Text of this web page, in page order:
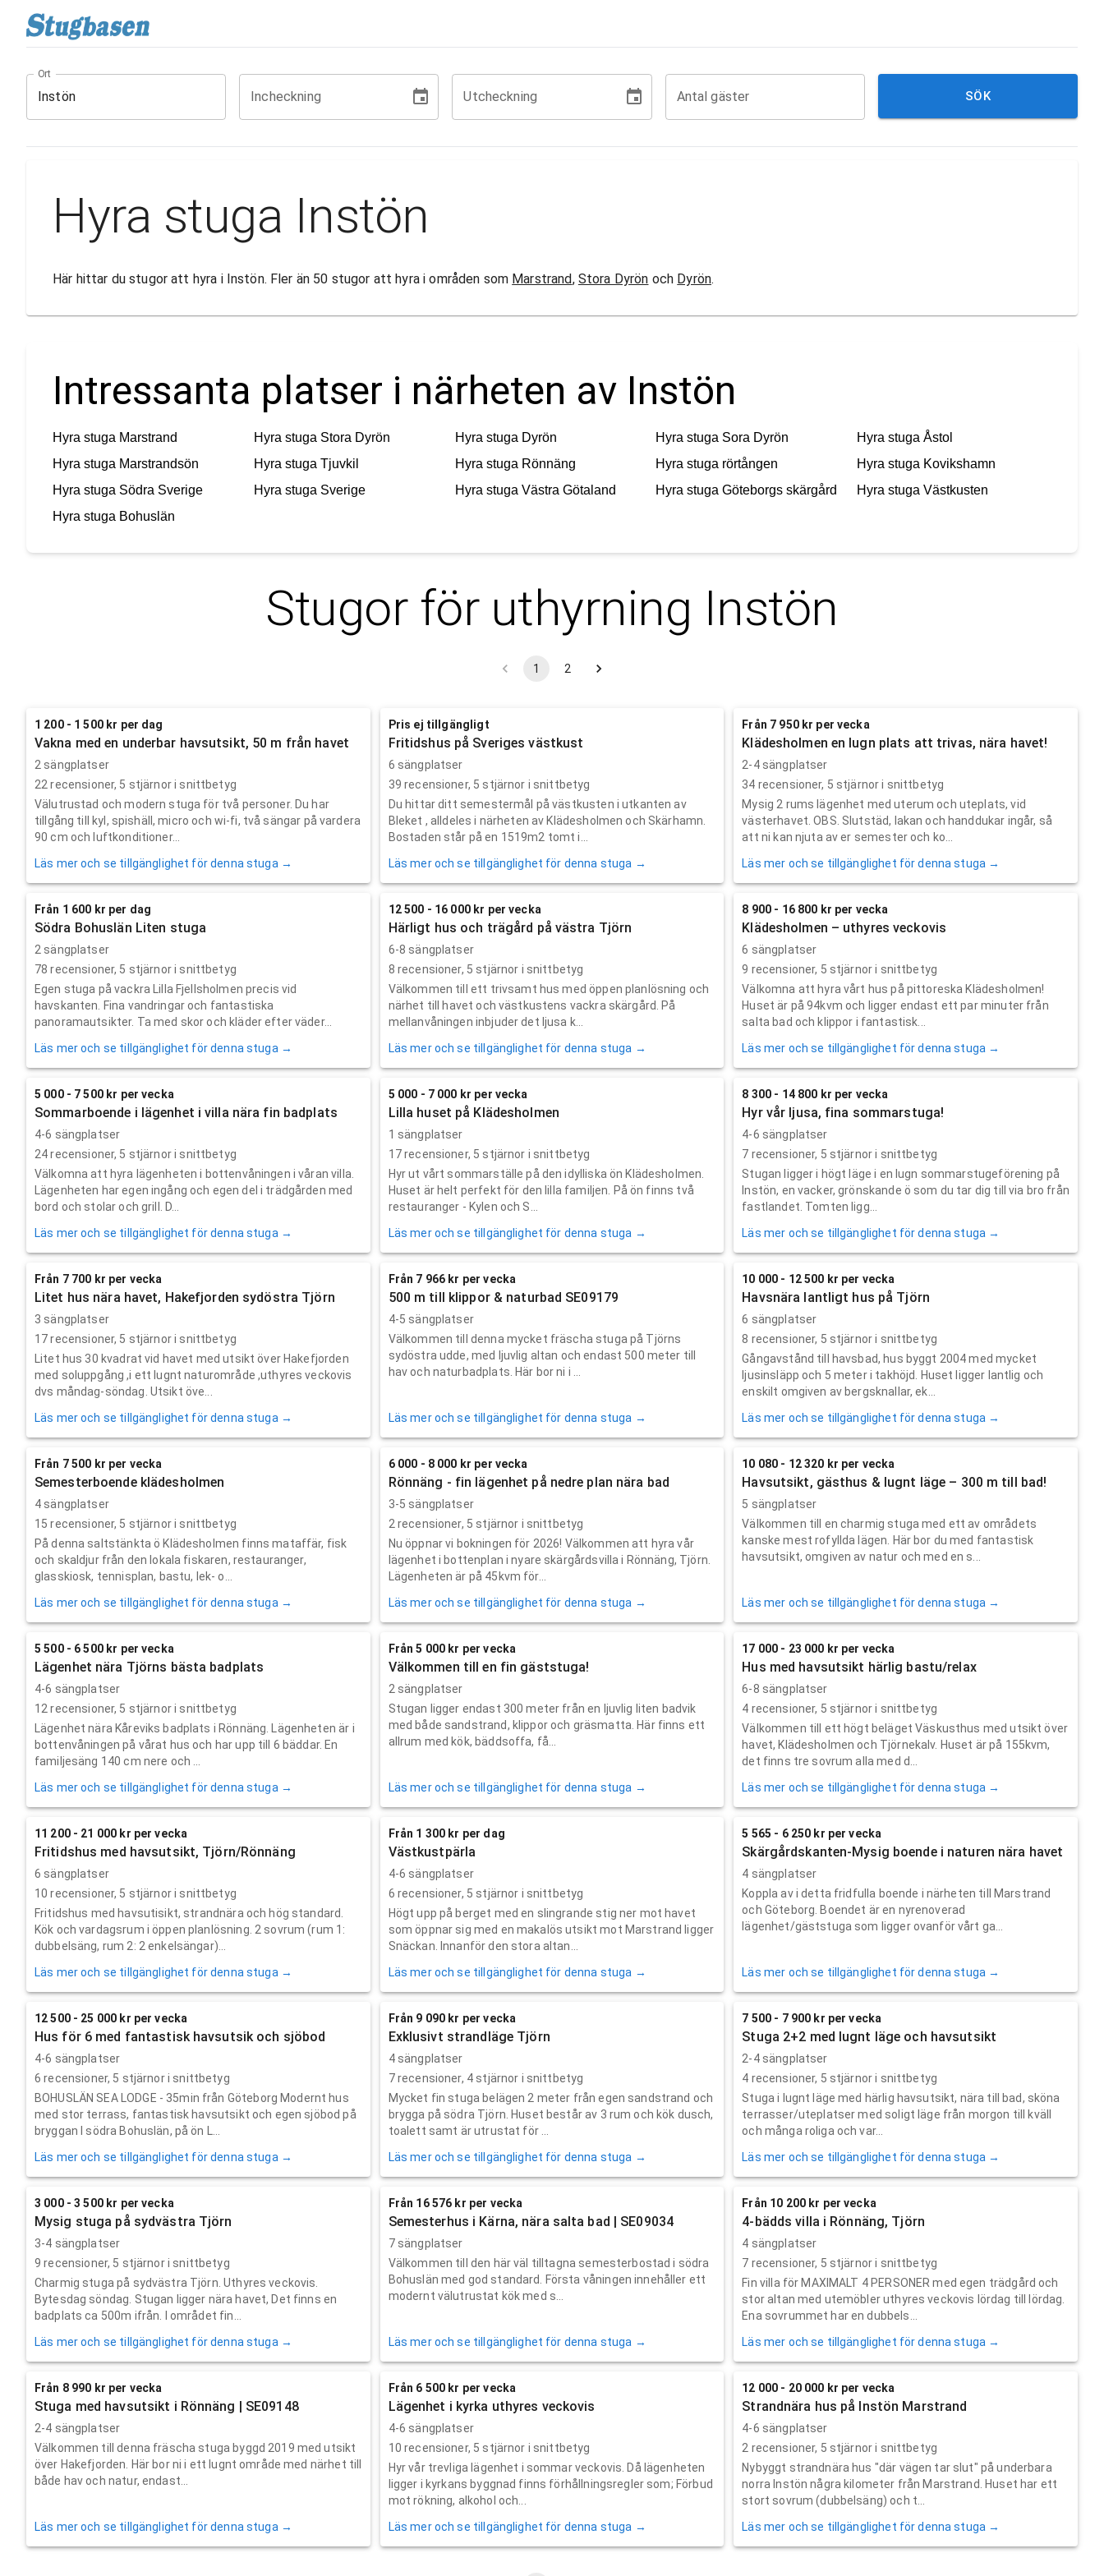
Ort
Incheckning Utcheckning Antal gäster SÖK
Hyra stuga Instön
Här hittar du stugor att hyra i Instön. Fler än 50 stugor att hyra i områden som Marstrand, Stora Dyrön och Dyrön.
Intressanta platser i närheten av Instön
Hyra stuga Marstrand Hyra stuga Stora Dyrön Hyra stuga Dyrön Hyra stuga Sora Dyrön Hyra stuga Åstol
Hyra stuga Marstrandsön Hyra stuga Tjuvkil Hyra stuga Rönnäng Hyra stuga rörtången Hyra stuga Kovikshamn
Hyra stuga Södra Sverige Hyra stuga Sverige Hyra stuga Västra Götaland Hyra stuga Göteborgs skärgård Hyra stuga Västkusten
Hyra stuga Bohuslän
Stugor för uthyrning Instön
1 2
1 200 - 1 500 kr per dag
Vakna med en underbar havsutsikt, 50 m från havet
2 sängplatser
22 recensioner, 5 stjärnor i snittbetyg
Välutrustad och modern stuga för två personer. Du har
tillgång till kyl, spishäll, micro och wi-fi, två sängar på vardera
90 cm och luftkonditioner...
Läs mer och se tillgänglighet för denna stuga →
Pris ej tillgängligt
Fritidshus på Sveriges västkust
6 sängplatser
39 recensioner, 5 stjärnor i snittbetyg
Du hittar ditt semestermål på västkusten i utkanten av
Bleket , alldeles i närheten av Klädesholmen och Skärhamn.
Bostaden står på en 1519m2 tomt i...
Läs mer och se tillgänglighet för denna stuga →
Från 7 950 kr per vecka
Klädesholmen en lugn plats att trivas, nära havet!
2-4 sängplatser
34 recensioner, 5 stjärnor i snittbetyg
Mysig 2 rums lägenhet med uterum och uteplats, vid
västerhavet. OBS. Slutstäd, lakan och handdukar ingår, så
att ni kan njuta av er semester och ko...
Läs mer och se tillgänglighet för denna stuga →
Från 1 600 kr per dag
Södra Bohuslän Liten stuga
2 sängplatser
78 recensioner, 5 stjärnor i snittbetyg
Egen stuga på vackra Lilla Fjellsholmen precis vid
havskanten. Fina vandringar och fantastiska
panoramautsikter. Ta med skor och kläder efter väder...
Läs mer och se tillgänglighet för denna stuga →
12 500 - 16 000 kr per vecka
Härligt hus och trägård på västra Tjörn
6-8 sängplatser
8 recensioner, 5 stjärnor i snittbetyg
Välkommen till ett trivsamt hus med öppen planlösning och
närhet till havet och västkustens vackra skärgård. På
mellanvåningen inbjuder det ljusa k...
Läs mer och se tillgänglighet för denna stuga →
8 900 - 16 800 kr per vecka
Klädesholmen – uthyres veckovis
6 sängplatser
9 recensioner, 5 stjärnor i snittbetyg
Välkomna att hyra vårt hus på pittoreska Klädesholmen!
Huset är på 94kvm och ligger endast ett par minuter från
salta bad och klippor i fantastisk...
Läs mer och se tillgänglighet för denna stuga →
5 000 - 7 500 kr per vecka
Sommarboende i lägenhet i villa nära fin badplats
4-6 sängplatser
24recensioner, 5 stjärnor i snittbetyg
Välkomna att hyra lägenheten i bottenvåningen i våran villa.
Lägenheten har egen ingång och egen del i trädgården med
bord och stolar och grill. D...
Läs mer och se tillgänglighet för denna stuga →
5 000 - 7 000 kr per vecka
Lilla huset på Klädesholmen
1 sängplatser
17recensioner, 5 stjärnor i snittbetyg
Hyr ut vårt sommarställe på den idylliska ön Klädesholmen.
Huset är helt perfekt för den lilla familjen. På ön finns två
restauranger - Kylen och S...
Läs mer och se tillgänglighet för denna stuga →
8 300 - 14 800 kr per vecka
Hyr vår ljusa, fina sommarstuga!
4-6 sängplatser
7 recensioner, 5 stjärnor i snittbetyg
Stugan ligger i högt läge i en lugn sommarstugeförening på
Instön, en vacker, grönskande ö som du tar dig till via bro från
fastlandet. Tomten ligg...
Läs mer och se tillgänglighet för denna stuga →
Från 7 700 kr per vecka
Litet hus nära havet, Hakefjorden sydöstra Tjörn
3 sängplatser
17recensioner, 5 stjärnor i snittbetyg
Litet hus 30 kvadrat vid havet med utsikt över Hakefjorden
med soluppgång ,i ett lugnt naturområde ,uthyres veckovis
dvs måndag-söndag. Utsikt öve...
Läs mer och se tillgänglighet för denna stuga →
Från 7 966 kr per vecka
500 m till klippor & naturbad SE09179
4-5 sängplatser
Välkommen till denna mycket fräscha stuga på Tjörns
sydöstra udde, med ljuvlig altan och endast 500 meter till
hav och naturbadplats. Här bor ni i ...
Läs mer och se tillgänglighet för denna stuga →
10 000 - 12 500 kr per vecka
Havsnära lantligt hus på Tjörn
6 sängplatser
8 recensioner, 5 stjärnor i snittbetyg
Gångavstånd till havsbad, hus byggt 2004 med mycket
ljusinsläpp och 5 meter i takhöjd. Huset ligger lantlig och
enskilt omgiven av bergsknallar, ek...
Läs mer och se tillgänglighet för denna stuga →
Från 7 500 kr per vecka
Semesterboende klädesholmen
4 sängplatser
15 recensioner, 5 stjärnor i snittbetyg
På denna saltstänkta ö Klädesholmen finns mataffär, fisk
och skaldjur från den lokala fiskaren, restauranger,
glasskiosk, tennisplan, bastu, lek- o...
Läs mer och se tillgänglighet för denna stuga →
6 000 - 8 000 kr per vecka
Rönnäng - fin lägenhet på nedre plan nära bad
3-5 sängplatser
2 recensioner, 5 stjärnor i snittbetyg
Nu öppnar vi bokningen för 2026! Välkommen att hyra vår
lägenhet i bottenplan i nyare skärgårdsvilla i Rönnäng, Tjörn.
Lägenheten är på 45kvm för...
Läs mer och se tillgänglighet för denna stuga →
10 080 - 12 320 kr per vecka
Havsutsikt, gästhus & lugnt läge – 300 m till bad!
5 sängplatser
Välkommen till en charmig stuga med ett av områdets
kanske mest rofyllda lägen. Här bor du med fantastisk
havsutsikt, omgiven av natur och med en s...
Läs mer och se tillgänglighet för denna stuga →
5 500 - 6 500 kr per vecka
Lägenhet nära Tjörns bästa badplats
4-6 sängplatser
12 recensioner, 5 stjärnor i snittbetyg
Lägenhet nära Kåreviks badplats i Rönnäng. Lägenheten är i
bottenvåningen på vårat hus och har upp till 6 bäddar. En
familjesäng 140 cm nere och ...
Läs mer och se tillgänglighet för denna stuga →
Från 5 000 kr per vecka
Välkommen till en fin gäststuga!
2 sängplatser
Stugan ligger endast 300 meter från en ljuvlig liten badvik
med både sandstrand, klippor och gräsmatta. Här finns ett
allrum med kök, bäddsoffa, få...
Läs mer och se tillgänglighet för denna stuga →
17 000 - 23 000 kr per vecka
Hus med havsutsikt härlig bastu/relax
6-8 sängplatser
4 recensioner, 5 stjärnor i snittbetyg
Välkommen till ett högt beläget Väskusthus med utsikt över
havet, Klädesholmen och Tjörnekalv. Huset är på 155kvm,
det finns tre sovrum alla med d...
Läs mer och se tillgänglighet för denna stuga →
11 200 - 21 000 kr per vecka
Fritidshus med havsutsikt, Tjörn/Rönnäng
6 sängplatser
10 recensioner, 5 stjärnor i snittbetyg
Fritidshus med havsutisikt, strandnära och hög standard.
Kök och vardagsrum i öppen planlösning. 2 sovrum (rum 1:
dubbelsäng, rum 2: 2 enkelsängar)...
Läs mer och se tillgänglighet för denna stuga →
Från 1 300 kr per dag
Västkustpärla
4-6 sängplatser
6 recensioner, 5 stjärnor i snittbetyg
Högt upp på berget med en slingrande stig ner mot havet
som öppnar sig med en makalös utsikt mot Marstrand ligger
Snäckan. Innanför den stora altan...
Läs mer och se tillgänglighet för denna stuga →
5 565 - 6 250 kr per vecka
Skärgårdskanten-Mysig boende i naturen nära havet
4 sängplatser
Koppla av i detta fridfulla boende i närheten till Marstrand
och Göteborg. Boendet är en nyrenoverad
lägenhet/gäststuga som ligger ovanför vårt ga...
Läs mer och se tillgänglighet för denna stuga →
12 500 - 25 000 kr per vecka
Hus för 6 med fantastisk havsutsik och sjöbod
4-6 sängplatser
6 recensioner, 5 stjärnor i snittbetyg
BOHUSLÄN SEA LODGE - 35min från Göteborg Modernt hus
med stor terrass, fantastisk havsutsikt och egen sjöbod på
bryggan I södra Bohuslän, på ön L...
Läs mer och se tillgänglighet för denna stuga →
Från 9 090 kr per vecka
Exklusivt strandläge Tjörn
4 sängplatser
7recensioner, 4 stjärnor i snittbetyg
Mycket fin stuga belägen 2 meter från egen sandstrand och
brygga på södra Tjörn. Huset består av 3 rum och kök dusch,
toalett samt är utrustat för ...
Läs mer och se tillgänglighet för denna stuga →
7 500 - 7 900 kr per vecka
Stuga 2+2 med lugnt läge och havsutsikt
2-4 sängplatser
4 recensioner, 5 stjärnor i snittbetyg
Stuga i lugnt läge med härlig havsutsikt, nära till bad, sköna
terrasser/uteplatser med soligt läge från morgon till kväll
och många roliga och var...
Läs mer och se tillgänglighet för denna stuga →
3 000 - 3 500 kr per vecka
Mysig stuga på sydvästra Tjörn
3-4 sängplatser
9 recensioner, 5 stjärnor i snittbetyg
Charmig stuga på sydvästra Tjörn. Uthyres veckovis.
Bytesdag söndag. Stugan ligger nära havet, Det finns en
badplats ca 500m ifrån. I området fin...
Läs mer och se tillgänglighet för denna stuga →
Från 16 576 kr per vecka
Semesterhus i Kärna, nära salta bad | SE09034
7 sängplatser
Välkommen till den här väl tilltagna semesterbostad i södra
Bohuslän med god standard. Första våningen innehåller ett
modernt välutrustat kök med s...
Läs mer och se tillgänglighet för denna stuga →
Från 10 200 kr per vecka
4-bädds villa i Rönnäng, Tjörn
4 sängplatser
7 recensioner, 5 stjärnor i snittbetyg
Fin villa för MAXIMALT 4 PERSONER med egen trädgård och
stor altan med utemöbler uthyres veckovis lördag till lördag.
Ena sovrummet har en dubbels...
Läs mer och se tillgänglighet för denna stuga →
Från 8 990 kr per vecka
Stuga med havsutsikt i Rönnäng | SE09148
2-4 sängplatser
Välkommen till denna fräscha stuga byggd 2019 med utsikt
över Hakefjorden. Här bor ni i ett lugnt område med närhet till
både hav och natur, endast...
Läs mer och se tillgänglighet för denna stuga →
Från 6 500 kr per vecka
Lägenhet i kyrka uthyres veckovis
4-6 sängplatser
10 recensioner, 5 stjärnor i snittbetyg
Hyr vår trevliga lägenhet i sommar veckovis. Då lägenheten
ligger i kyrkans byggnad finns förhållningsregler som; Förbud
mot rökning, alkohol och...
Läs mer och se tillgänglighet för denna stuga →
12 000 - 20 000 kr per vecka
Strandnära hus på Instön Marstrand
4-6 sängplatser
2 recensioner, 5 stjärnor i snittbetyg
Nybyggt strandnära hus "där vägen tar slut" på underbara
norra Instön några kilometer från Marstrand. Huset har ett
stort sovrum (dubbelsäng) och t...
Läs mer och se tillgänglighet för denna stuga →